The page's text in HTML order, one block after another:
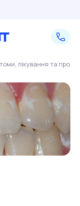
лікування та